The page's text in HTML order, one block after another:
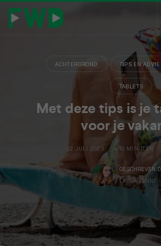
ACHTERGROND TIPS EN
TABLETS
Met deze tips is je
voor je
02 JULI 2023 + 10 MINUTEN
GESCHREVEN
LAURA JENNY